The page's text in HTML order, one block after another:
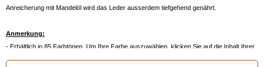
Anreicherung mit Mandelöl wird das Leder ausserdem tiefgehend genährt.
Anmerkung:
- Erhältlich in 85 Farbtönen. Um Ihre Farbe auszuwählen, klicken Sie auf die Inhalt Ihrer
Wahl und dann auf die Farbpalette